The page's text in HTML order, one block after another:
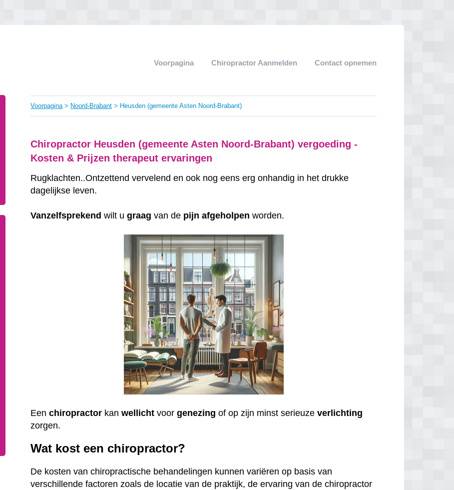
Voorpagina Chiropractor Aanmelden Contact opnemen
Voorpagina> Noord-Brabant > Heusden (gemeente Asten Noord-Brabant)
Chiropractor Heusden (gemeente Asten Noord-Brabant) vergoeding -
Kosten & Prijzen therapeut ervaringen
Rugklachten..Ontzettend vervelend en ook nog eens erg onhandig in het drukke
dagelijkse leven.
Vanzelfsprekend wilt ugraag van de pijn afgeholpen worden.
Eenchiropractor kanwellicht voorgenezing of op zijn minst serieuzeverlichting
zorgen.
Wat kost een chiropractor?
De kosten van chiropractische behandelingen kunnen variëren op basis van
verschillende factoren zoals de locatie van de praktijk, de ervaring van de chiropractor